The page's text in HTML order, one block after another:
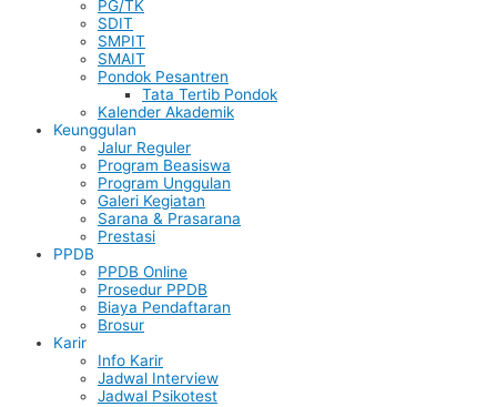
PG/TK
SDIT
SMPIT
SMAIT
Pondok Pesantren
Tata Tertib Pondok
Kalender Akademik
Keunggulan
Jalur Reguler
Program Beasiswa
Program Unggulan
Galeri Kegiatan
Sarana & Prasarana
Prestasi
PPDB
PPDB Online
Prosedur PPDB
Biaya Pendaftaran
Brosur
Karir
Info Karir
Jadwal Interview
Jadwal Psikotest